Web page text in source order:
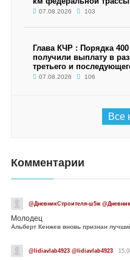
07.08.2026 103
Глава КЧР : Порядка
получили выплату в
третьего и
07.08.2026 106
Все
Комментарии
@ДневникСтроителя-ш5ж
Молодец
Альберт Кенжев вновь признан
@lidiavlab4923 @lidiavlab4923